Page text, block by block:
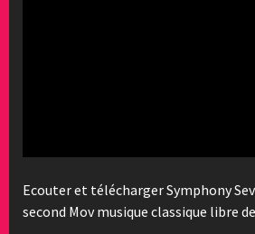
Ecouter et télécharger Symphony
second Mov musique classique libre